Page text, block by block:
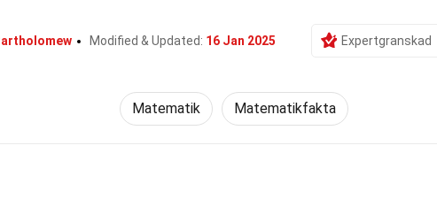
Modified & Updated: 16 Jan 2025 Expertgranskad
Matematik Matematikfakta